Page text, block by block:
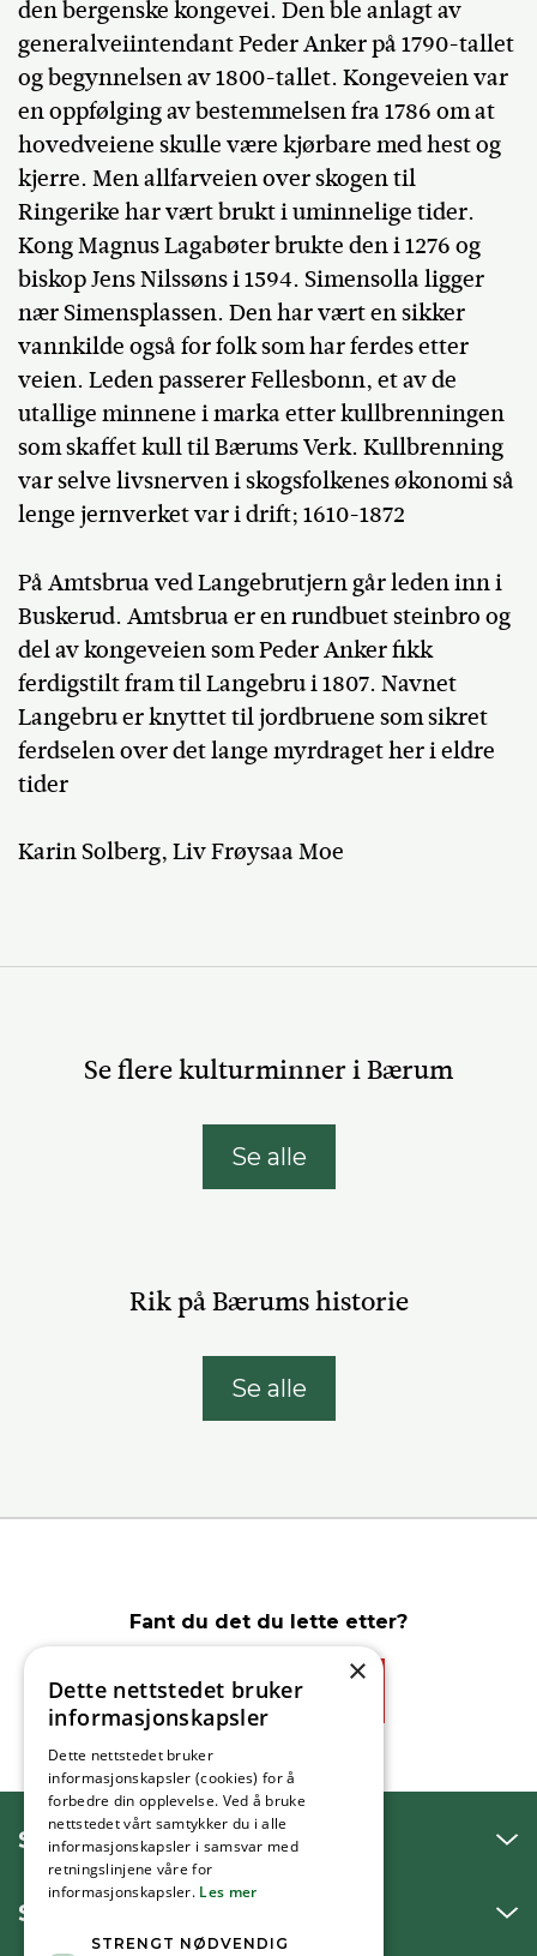
den bergenske kongevei. Den ble anlagt av
generalveiintendant Peder Anker på 1790-tallet
og begynnelsen av 1800-tallet. Kongeveien var
en oppfølging av bestemmelsen fra 1786 om at
hovedveiene skulle være kjørbare med hest og
kjerre. Men allfarveien over skogen til
Ringerike har vært brukt i uminnelige tider.
Kong Magnus Lagabøter brukte den i 1276 og
biskop Jens Nilssøns i 1594. Simensolla ligger
nær Simensplassen. Den har vært en sikker
vannkilde også for folk som har ferdes etter
veien. Leden passerer Fellesbonn, et av de
utallige minnene i marka etter kullbrenningen
som skaffet kull til Bærums Verk. Kullbrenning
var selve livsnerven i skogsfolkenes økonomi så
lenge jernverket var i drift; 1610-1872
På Amtsbrua ved Langebrutjern går leden inn i
Buskerud. Amtsbrua er en rundbuet steinbro og
del av kongeveien som Peder Anker fikk
ferdigstilt fram til Langebru i 1807. Navnet
Langebru er knyttet til jordbruene som sikret
ferdselen over det lange myrdraget her i eldre
tider
Karin Solberg, Liv Frøysaa Moe
Se flere kulturminner i Bærum
Se alle
Rik på Bærums historie
Se alle
Fant du det du lette etter?
Ja
SNAKK MED OSS
SKRIV TIL OSS
×
Dette nettstedet bruker
informasjonskapsler
Dette nettstedet bruker
informasjonskapsler (cookies) for å
forbedre din opplevelse. Ved å bruke
nettstedet vårt samtykker du i alle
informasjonskapsler i samsvar med
retningslinjene våre for
informasjonskapsler. Les mer
STRENGT NØDVENDIG